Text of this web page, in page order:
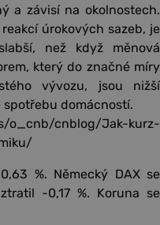
a závisí na okolnostech.
úrokových sazeb, je
než když měnová
který do značné míry
vývozu, jsou nižší
spotřebu domácností.
o_cnb/cnblog/Jak-kurz-
%. Německý DAX se
-0,17 %. Koruna se